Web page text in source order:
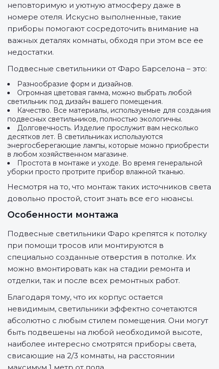
неповторимую и уютную атмосферу даже в
номере отеля. Искусно выполненные, такие
приборы помогают сосредоточить внимание на
важных деталях комнаты, обходя при этом все ее
недостатки.
Подвесные светильники от Фаро Барселона – это:
Разнообразие форм и дизайнов.
Огромная цветовая гамма, можно выбрать любой
светильник под дизайн вашего помещения.
Качество. Все материалы, используемые для создания
подвесных светильников, полностью экологичны.
Долговечность. Изделие прослужит вам несколько
десятков лет. В светильниках используются
энергосберегающие лампы, которые можно приобрести
в любом хозяйственном магазине.
Простота в монтаже и уходе. Во время генеральной
уборки просто протрите прибор влажной тканью.
Несмотря на то, что монтаж таких источников света
довольно простой, стоит знать все его нюансы.
Особенности монтажа
Подвесные светильники Фаро крепятся к потолку
при помощи тросов или монтируются в
специально созданные отверстия в потолке. Их
можно вмонтировать как на стадии ремонта и
отделки, так и после всех ремонтных работ.
Благодаря тому, что их корпус остается
невидимым, светильники эффектно сочетаются
абсолютно с любым стилем помещения. Они могут
быть подвешены на любой необходимой высоте,
наиболее интересно смотрятся приборы света,
свисающие на 2/3 комнаты, на расстоянии